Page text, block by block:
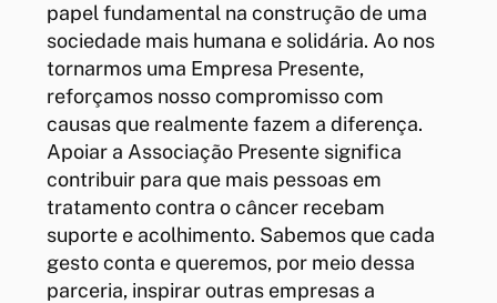
papel fundamental na construção de uma
sociedade mais humana e solidária. Ao nos
tornarmos uma Empresa Presente,
reforçamos nosso compromisso com
causas que realmente fazem a diferença.
Apoiar a Associação Presente significa
contribuir para que mais pessoas em
tratamento contra o câncer recebam
suporte e acolhimento. Sabemos que cada
gesto conta e queremos, por meio dessa
parceria, inspirar outras empresas a